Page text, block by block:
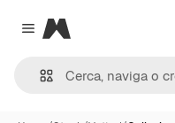
Close menu
Magnific